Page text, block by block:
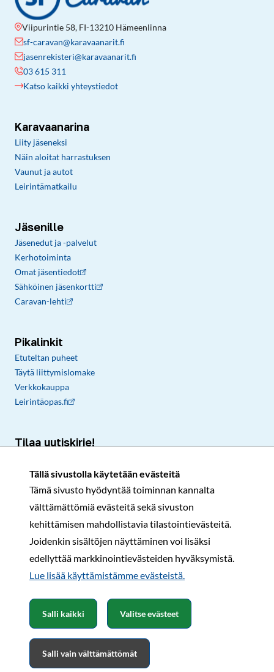
Tällä sivustolla käytetään evästeitä
Tämä sivusto hyödyntää toiminnan kannalta
välttämättömiä evästeitä sekä sivuston
kehittämisen mahdollistavia tilastointievästeitä.
Joidenkin sisältöjen näyttäminen voi lisäksi
edellyttää markkinointievästeiden hyväksymistä.
Lue lisää käyttämistämme evästeistä.​​​​​​
Salli kaikki
Salli vain välttämättömät
Valitse evästeet
Viipurintie 58, FI-13210 Hämeenlinna
sf-caravan@karavaanarit.fi
jasenrekisteri@karavaanarit.fi
03 615 311
Katso kaikki yhteystiedot
Karavaanarina
Liity jäseneksi
Näin aloitat harrastuksen
Vaunut ja autot
Leirintämatkailu
Jäsenille
Jäsenedut ja -palvelut
Kerhotoiminta
Omat jäsentiedot
Sähköinen jäsenkortti
Caravan-lehti
Pikalinkit
Etuteltan puheet
Täytä liittymislomake
Verkkokauppa
Leirintäopas.fi
Tilaa uutiskirje!
sähköpostiisi.
Rekisteri- ja tietosuojaselosteSopimusehdot